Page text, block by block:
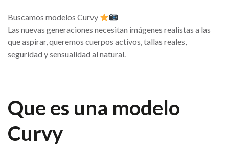
Buscamos modelos Curvy
Las nuevas generaciones necesitan imágenes realistas a las
que aspirar, queremos cuerpos activos, tallas reales,
seguridad y sensualidad al natural.
Que es una modelo
Curvy